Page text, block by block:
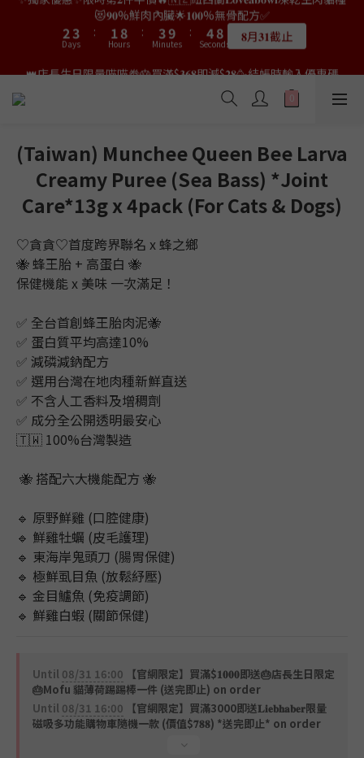
👑店長生日限量喵喵劵🎂買滿$𝟑𝟔𝟖即減$𝟐𝟖🥳結帳時輸入優惠碼
【𝐇𝐀𝐏𝐏𝐘𝐁𝐈𝐑𝐓𝐇𝐃𝐀𝐘】即可！部分產品不適用
3
2
1
4
3
2
3
2
1
0
9
8
7
2
1
0
5
4
3
2
9
8
3
2
1
0
6
5
4
3
9
8
7
6
5
2
1
0
限量20個
0
3
2
1
4
3
2
0
3
2
1
1
0
2
1
0
Days
07
6
5
4
Hours
2
1
0
8
7
6
5
0
Minutes
3
2
1
0
7
6
5
4
2
Seconds
👑店長生日限量喵喵劵🎂買滿$𝟑𝟔𝟖即減$𝟐𝟖🥳結帳時輸入優惠碼
【𝐇𝐀𝐏𝐏𝐘𝐁𝐈𝐑𝐓𝐇𝐃𝐀𝐘】即可！部分產品不適用
4
3
2
5
4
3
Days
:
4
3
2
1
9
8
3
2
1
0
Hours
:
6
5
4
39
4
3
2
1
Minutes
:
7
6
5
4
9
8
6
3
2
1
0
Seconds 限量20個
(Taiwan) Munchee Queen Bee Larva
Creamy Puree (Sea ​​Bass) *Joint
Care*13g x 4pack (For Cats & Dogs)
♡貪貪♡首度跨界聯名 x 蜂之鄉
🐝 蜂王胎 + 高蛋白 🐝
保健機能 x 美味 一次滿足！
✅ 全台首創蜂王胎肉泥🐝
✅ 蛋白質平均高達10%
✅ 減磷減鈉配方
✅ 選用台灣在地肉種新鮮直送
✅ 不含人工香料及增稠劑
✅ 成分全公開透明最安心
🇹🇼 100%台灣製造
🐝 搭配六大機能配方 🐝
🔹 原野鮮雞 (口腔健康)
🔹 鮮雞牡蠣 (皮毛護理)
🔹 東海岸鬼頭刀 (腸胃保健)
🔹 極鮮虱目魚 (放鬆紓壓)
🔹 金目鱸魚 (免疫調節)
🔹 鮮雞白蝦 (關節保健)
Until 08/31 16:00 【官網限定】買滿$𝟏𝟎𝟎𝟎即送🎂店長生日限定
🎂Mofu 貓薄荷踢踢棒一件 (送完即止) on order
Until 08/31 16:00 【官網限定】買滿3000即送𝐋𝐢𝐞𝐛𝐡𝐚𝐛𝐞𝐫限量
磁吸多功能購物車隨機一款 (價值$𝟕𝟖𝟖) *送完即止* on order